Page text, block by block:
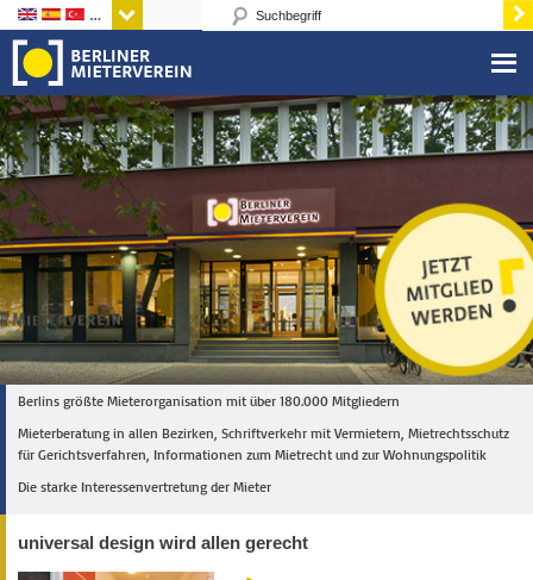
Sprachen
Berlins größte Mieterorganisation mit über 180.000 Mitgliedern
Mieterberatung in allen Bezirken, Schriftverkehr mit Vermietern, Mietrechtsschutz
für Gerichtsverfahren, Informationen zum Mietrecht und zur Wohnungspolitik
Die starke Interessenvertretung der Mieter
universal design wird allen gerecht